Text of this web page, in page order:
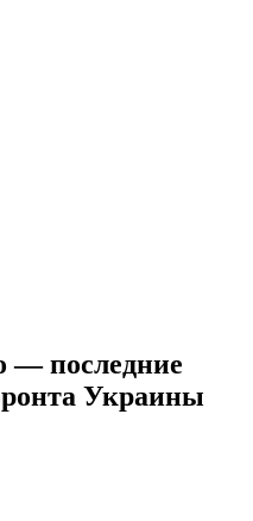
— последние
Украины